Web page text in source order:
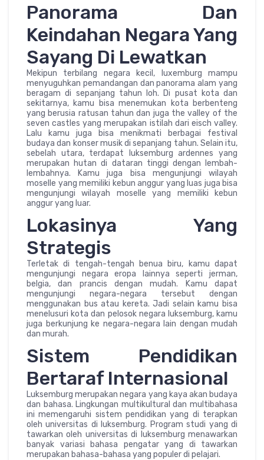
Panorama Dan
Keindahan Negara Yang
Sayang Di Lewatkan
Mekipun terbilang negara kecil, luxemburg mampu
menyuguhkan pemandangan dan panorama alam yang
beragam di sepanjang tahun loh. Di pusat kota dan
sekitarnya, kamu bisa menemukan kota berbenteng
yang berusia ratusan tahun dan juga the valley of the
seven castles yang merupakan istilah dari eisch valley.
Lalu kamu juga bisa menikmati berbagai festival
budaya dan konser musik di sepanjang tahun. Selain itu,
sebelah utara, terdapat luksemburg ardennes yang
merupakan hutan di dataran tinggi dengan lembah-
lembahnya. Kamu juga bisa mengunjungi wilayah
moselle yang memiliki kebun anggur yang luas juga bisa
mengunjungi wilayah moselle yang memiliki kebun
anggur yang luar.
Lokasinya Yang
Strategis
Terletak di tengah-tengah benua biru, kamu dapat
mengunjungi negara eropa lainnya seperti jerman,
belgia, dan prancis dengan mudah. Kamu dapat
mengunjungi negara-negara tersebut dengan
menggunakan bus atau kereta. Jadi selain kamu bisa
menelusuri kota dan pelosok negara luksemburg, kamu
juga berkunjung ke negara-negara lain dengan mudah
dan murah.
Sistem Pendidikan
Bertaraf Internasional
Luksemburg merupakan negara yang kaya akan budaya
dan bahasa. Lingkungan multikultural dan multibahasa
ini memengaruhi sistem pendidikan yang di terapkan
oleh universitas di luksemburg. Program studi yang di
tawarkan oleh universitas di luksemburg menawarkan
banyak variasi bahasa pengatar yang di tawarkan
merupakan bahasa-bahasa yang populer di pelajari.